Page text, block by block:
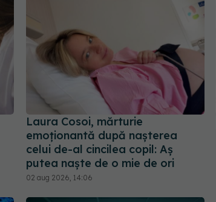
Laura Cosoi, mărturie
emoționantă după nașterea
celui de-al cincilea copil: Aș
putea naște de o mie de ori
02 aug 2026, 14:06